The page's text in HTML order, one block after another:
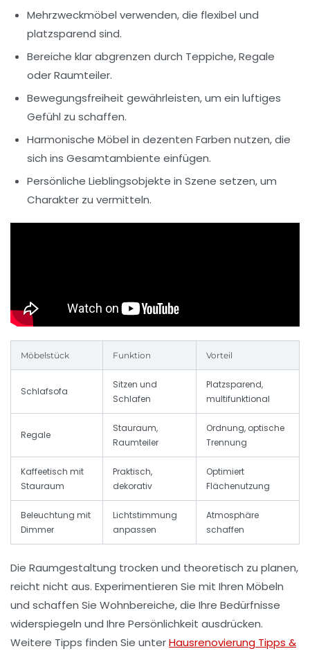
Mehrzweckmöbel verwenden, die flexibel und
platzsparend sind.
Bereiche klar abgrenzen durch Teppiche, Regale
oder Raumteiler.
Bewegungsfreiheit gewährleisten, um ein luftiges
Gefühl zu schaffen.
Harmonische Möbel in dezenten Farben nutzen, die
sich ins Gesamtambiente einfügen.
Persönliche Lieblingsobjekte in Szene setzen, um
Charakter zu vermitteln.
Möbelstück Funktion Vorteil
Schlafsofa
Sitzen und
Schlafen
Platzsparend,
multifunktional
Regale
Stauraum,
Raumteiler
Ordnung, optische
Trennung
Kaffeetisch mit
Stauraum
Praktisch,
dekorativ
Optimiert
Flächenutzung
Beleuchtung mit
Dimmer
Lichtstimmung
anpassen
Atmosphäre
schaffen
Die Raumgestaltung trocken und theoretisch zu planen,
reicht nicht aus. Experimentieren Sie mit Ihren Möbeln
und schaffen Sie Wohnbereiche, die Ihre Bedürfnisse
widerspiegeln und Ihre Persönlichkeit ausdrücken.
Weitere Tipps finden Sie unterHausrenovierung Tipps &